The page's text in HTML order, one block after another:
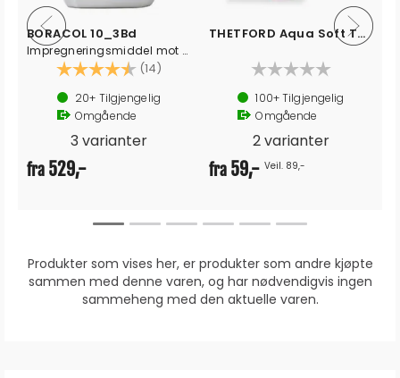
BORACOL 10_3Bd
Impregneringsmiddel mot treskadesopper
Karakter: (14) 4.6 av 5 mulige
20+ Tilgjengelig
Omgående
3 varianter
fra 529,-
THETFORD Aqua Soft Toalettpapir
100+Tilgjengelig
Omgående
2 varianter
fra 59,- Veil. 89,-
Produkter som vises her, er produkter som andre kjøpte
sammen med denne varen, og har nødvendigvis ingen
sammeheng med den aktuelle varen.